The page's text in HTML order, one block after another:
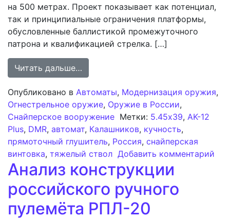
на 500 метрах. Проект показывает как потенциал,
так и принципиальные ограничения платформы,
обусловленные баллистикой промежуточного
патрона и квалификацией стрелка. […]
Читать дальше…
Опубликовано в Автоматы, Модернизация оружия,
Огнестрельное оружие, Оружие в России,
Снайперское вооружение Метки: 5.45x39, AK-12
Plus, DMR, автомат, Калашников, кучность,
прямоточный глушитель, Россия, снайперская
винтовка, тяжелый ствол Добавить комментарий
Анализ конструкции
российского ручного
пулемёта РПЛ-20